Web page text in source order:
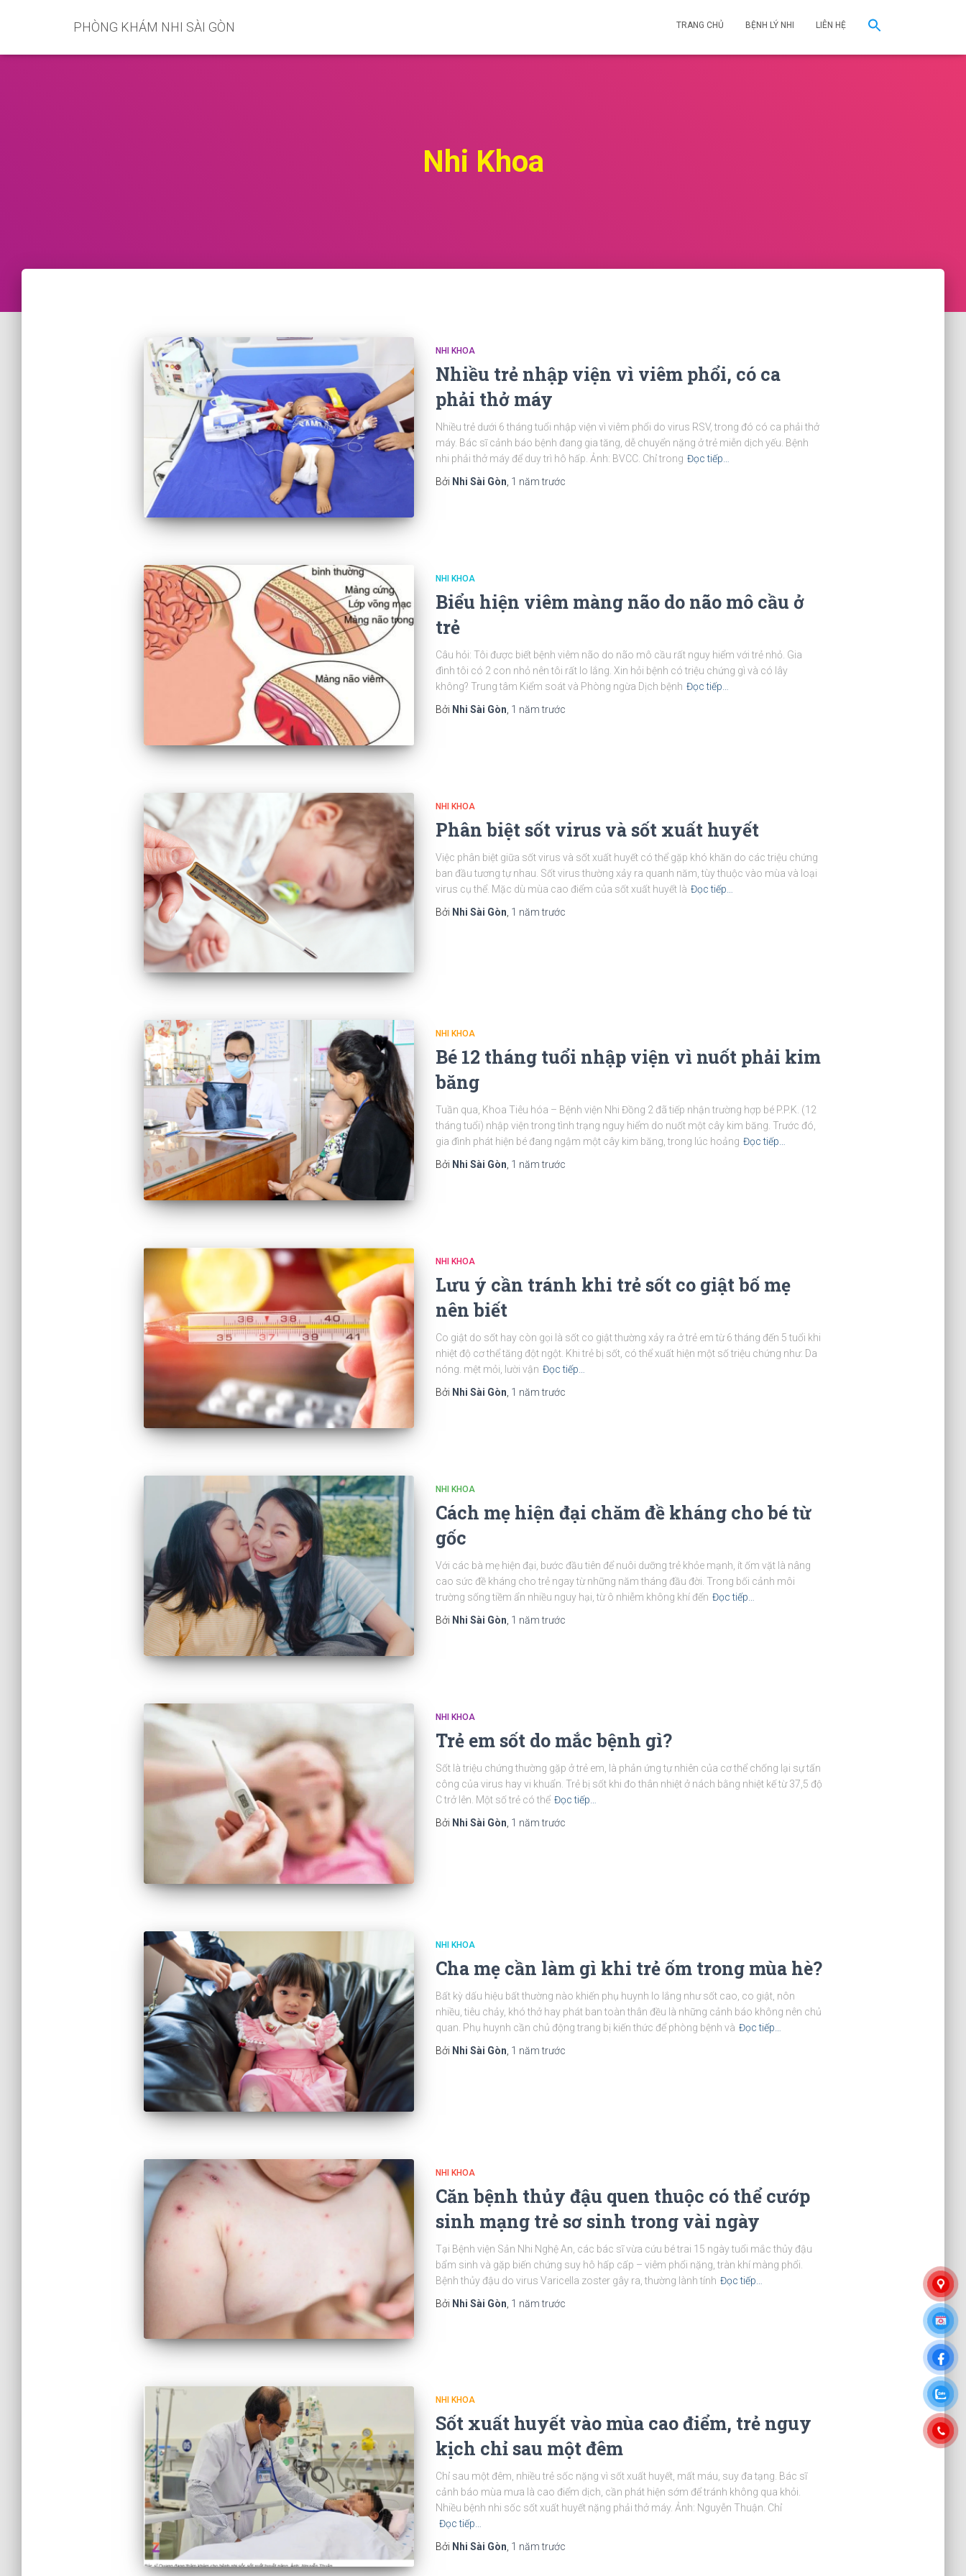
PHÒNG KHÁM NHI SÀI GÒN TRANG CHỦ BỆNH LÝ NHI LIÊN HỆ
Nhi Khoa
NHI KHOA
Nhiều trẻ nhập viện vì viêm phổi, có ca
phải thở máy
Nhiều trẻ dưới 6 tháng tuổi nhập viện vì viêm phổi do virus RSV, trong đó có ca phải thở
máy. Bác sĩ cảnh báo bệnh đang gia tăng, dễ chuyển nặng ở trẻ miễn dịch yếu. Bệnh
nhi phải thở máy để duy trì hô hấp. Ảnh: BVCC. Chỉ trong Đọc tiếp…
Bởi Nhi Sài Gòn 1 nămtrước
NHI KHOA
Biểu hiện viêm màng não do não mô cầu ở
trẻ
Câu hỏi: Tôi được biết bệnh viêm não do não mô cầu rất nguy hiểm với trẻ nhỏ. Gia
đình tôi có 2 con nhỏ nên tôi rất lo lắng. Xin hỏi bệnh có triệu chứng gì và có lây
không? Trung tâm Kiểm soát và Phòng ngừa Dịch bệnh Đọc tiếp…
Bởi Nhi Sài Gòn 1 nămtrước
NHI KHOA
Phân biệt sốt virus và sốt xuất huyết
Việc phân biệt giữa sốt virus và sốt xuất huyết có thể gặp khó khăn do các triệu chứng
ban đầu tương tự nhau. Sốt virus thường xảy ra quanh năm, tùy thuộc vào mùa và loại
virus cụ thể. Mặc dù mùa cao điểm của sốt xuất huyết là Đọc tiếp…
Bởi Nhi Sài Gòn 1 nămtrước
NHI KHOA
Bé 12 tháng tuổi nhập viện vì nuốt phải kim
băng
Tuần qua, Khoa Tiêu hóa – Bệnh viện Nhi Đồng 2 đã tiếp nhận trường hợp bé P.P.K. (12
tháng tuổi) nhập viện trong tình trạng nguy hiểm do nuốt một cây kim băng. Trước đó,
gia đình phát hiện bé đang ngậm một cây kim băng, trong lúc hoảng Đọc tiếp…
Bởi Nhi Sài Gòn, 1 nămtrước
NHI KHOA
Lưu ý cần tránh khi trẻ sốt co giật bố mẹ
nên biết
Co giật do sốt hay còn gọi là sốt co giật thường xảy ra ở trẻ em từ 6 tháng đến 5 tuổi khi
nhiệt độ cơ thể tăng đột ngột. Khi trẻ bị sốt, có thể xuất hiện một số triệu chứng như: Da
nóng. mệt mỏi, lười vận Đọc tiếp…
Bởi Nhi Sài Gòn, 1 nămtrước
NHI KHOA
Cách mẹ hiện đại chăm đề kháng cho bé từ
gốc
Với các bà mẹ hiện đại, bước đầu tiên để nuôi dưỡng trẻ khỏe mạnh, ít ốm vặt là nâng
cao sức đề kháng cho trẻ ngay từ những năm tháng đầu đời. Trong bối cảnh môi
trường sống tiềm ẩn nhiều nguy hại, từ ô nhiễm không khí đến Đọc tiếp…
Bởi Nhi Sài Gòn 1 nămtrước
NHI KHOA
Trẻ em sốt do mắc bệnh gì?
Sốt là triệu chứng thường gặp ở trẻ em, là phản ứng tự nhiên của cơ thể chống lại sự tấn
công của virus hay vi khuẩn. Trẻ bị sốt khi đo thân nhiệt ở nách bằng nhiệt kế từ 37,5 độ
C trở lên. Một số trẻ có thể Đọc tiếp…
Bởi Nhi Sài Gòn 1 nămtrước
NHI KHOA
Cha mẹ cần làm gì khi trẻ ốm trong mùa hè?
Bất kỳ dấu hiệu bất thường nào khiến phụ huynh lo lắng như sốt cao, co giật, nôn
nhiều, tiêu chảy, khó thở hay phát ban toàn thân đều là những cảnh báo không nên chủ
quan. Phụ huynh cần chủ động trang bị kiến thức để phòng bệnh và Đọc tiếp…
Bởi Nhi Sài Gòn 1 nămtrước
NHI KHOA
Căn bệnh thủy đậu quen thuộc có thể cướp
sinh mạng trẻ sơ sinh trong vài ngày
Tại Bệnh viện Sản Nhi Nghệ An, các bác sĩ vừa cứu bé trai 15 ngày tuổi mắc thủy đậu
bẩm sinh và gặp biến chứng suy hô hấp cấp – viêm phổi nặng, tràn khí màng phổi.
Bệnh thủy đậu do virus Varicella zoster gây ra, thường lành tính Đọc tiếp…
Bởi Nhi Sài Gòn 1 nămtrước
NHI KHOA
Sốt xuất huyết vào mùa cao điểm, trẻ nguy
kịch chỉ sau một đêm
Chỉ sau một đêm, nhiều trẻ sốc nặng vì sốt xuất huyết, mất máu, suy đa tạng. Bác sĩ
cảnh báo mùa mưa là cao điểm dịch, cần phát hiện sớm để tránh không qua khỏi.
Nhiều bệnh nhi sốc sốt xuất huyết nặng phải thở máy. Ảnh: Nguyễn Thuận. Chỉ
Đọc tiếp…
Bởi Nhi Sài Gòn, 1 nămtrước